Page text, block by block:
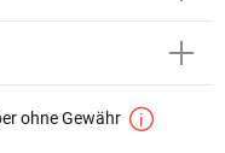
ohne Gewähr